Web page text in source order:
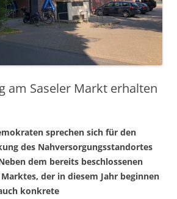
am Saseler Markt erhalten
sprechen sich für den
des Nahversorgungsstandortes
dem bereits beschlossenen
der in diesem Jahr beginnen
konkrete